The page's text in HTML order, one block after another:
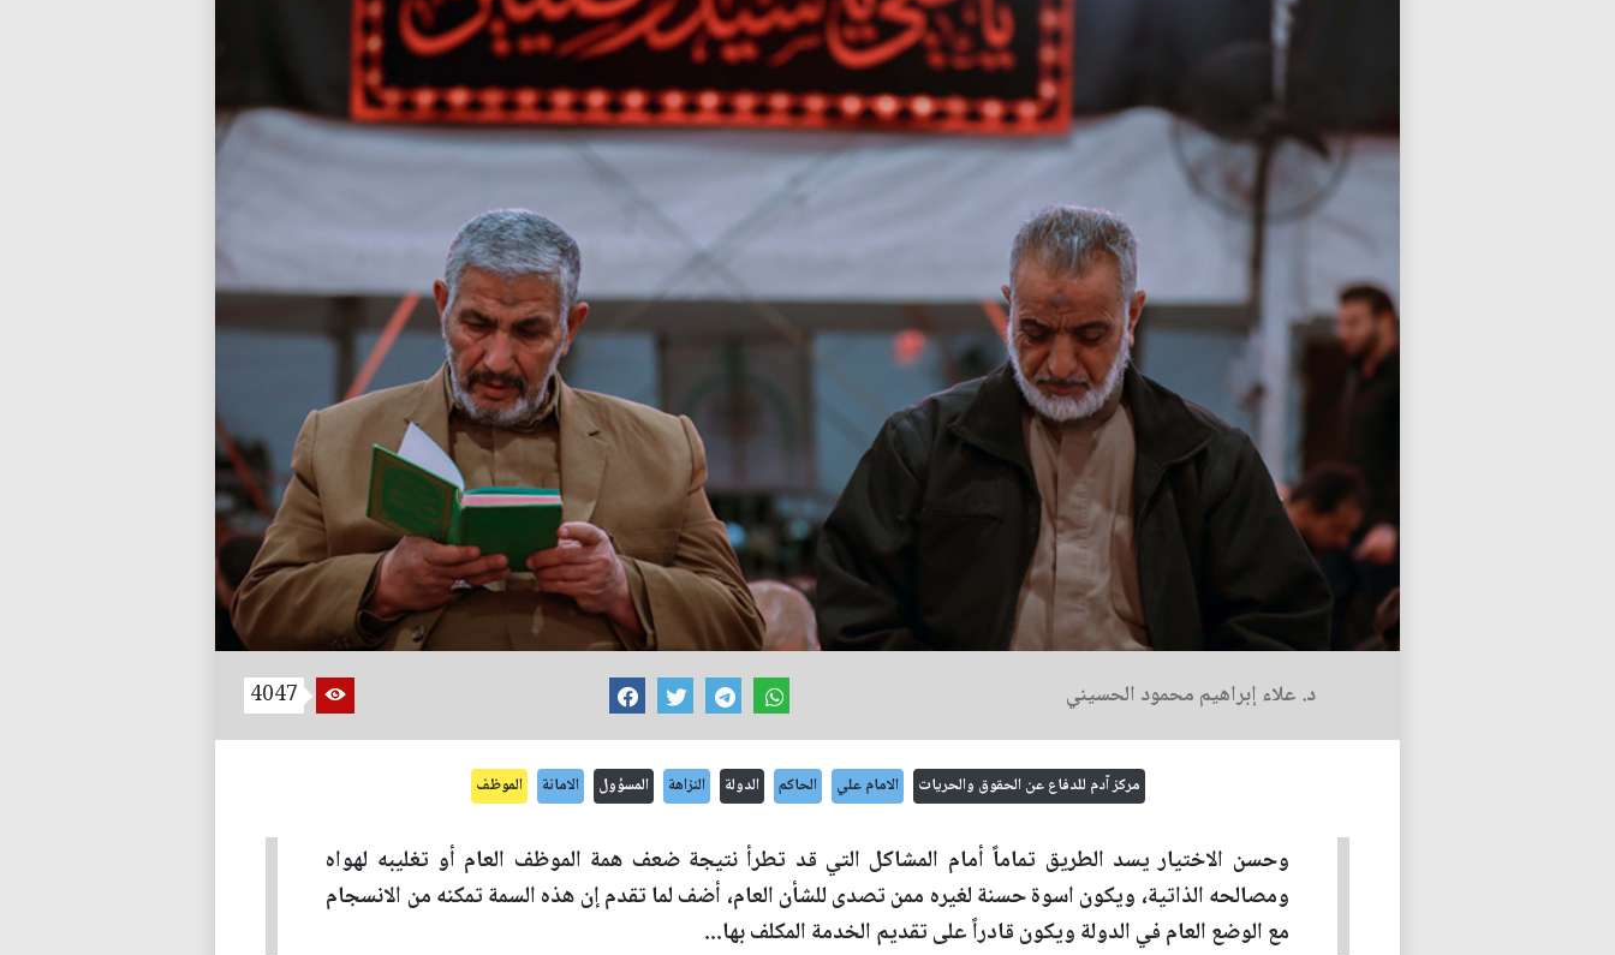
د. علاء إبراهيم محمود الحسيني 4047
مركز آدم للدفاع عن الحقوق والحريات الامام علي الحاكم الدولة النزاهة المسؤول الامانة الموظف
وحسن الاختيار يسد الطريق تماماً أمام المشاكل التي قد تطرأ نتيجة ضعف همة الموظف العام أو تغليبه لهواه
ومصالحه الذاتية، ويكون اسوة حسنة لغيره ممن تصدى للشأن العام، أضف لما تقدم إن هذه السمة تمكنه من الانسجام
مع الوضع العام في الدولة ويكون قادراً على تقديم الخدمة المكلف بها...